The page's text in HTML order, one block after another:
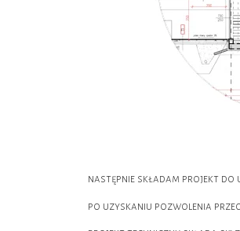
następnie składam projekt do
po uzyskaniu pozwolenia